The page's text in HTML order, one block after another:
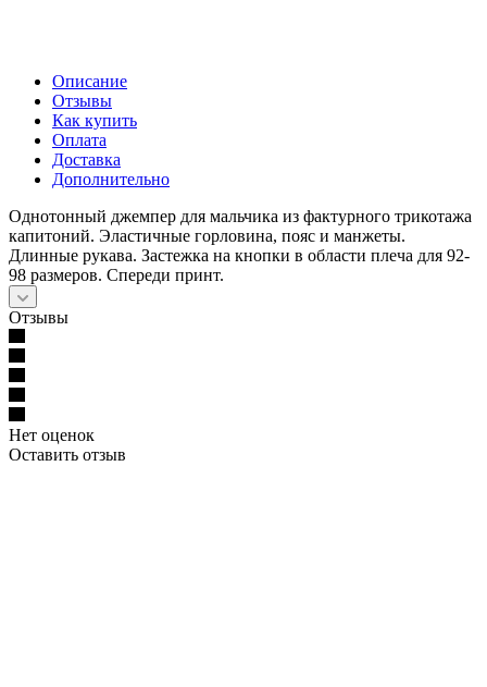
Описание
Отзывы
Как купить
Оплата
Доставка
Дополнительно
Однотонный джемпер для мальчика из фактурного трикотажа
капитоний. Эластичные горловина, пояс и манжеты.
Длинные рукава. Застежка на кнопки в области плеча для 92-
98 размеров. Спереди принт.
Отзывы
Нет оценок
Оставить отзыв